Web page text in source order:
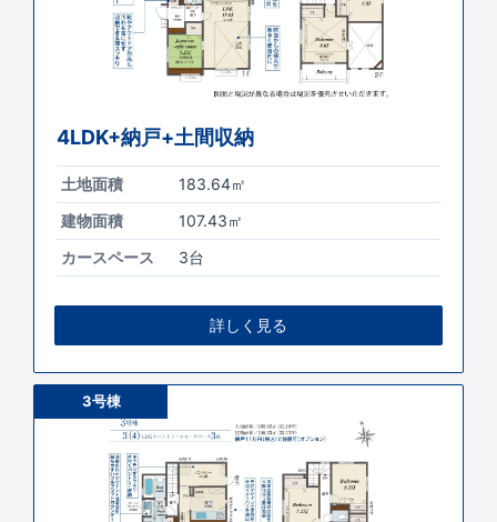
4LDK+納戸+土間収納
土地面積
183.64㎡
建物面積
107.43㎡
カースペース
3台
詳しく見る
3号棟